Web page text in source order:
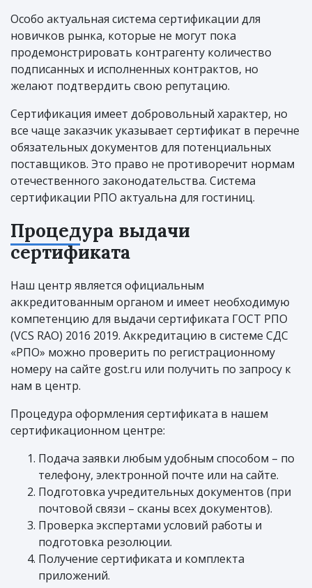
Особо актуальная система сертификации для
новичков рынка, которые не могут пока
продемонстрировать контрагенту количество
подписанных и исполненных контрактов, но
желают подтвердить свою репутацию.
Сертификация имеет добровольный характер, но
все чаще заказчик указывает сертификат в перечне
обязательных документов для потенциальных
поставщиков. Это право не противоречит нормам
отечественного законодательства. Система
сертификации РПО актуальна для гостиниц.
Процедура выдачи
сертификата
Наш центр является официальным
аккредитованным органом и имеет необходимую
компетенцию для выдачи сертификата ГОСТ РПО
(VCS RAO) 2016 2019. Аккредитацию в системе СДС
«РПО» можно проверить по регистрационному
номеру на сайте gost.ru или получить по запросу к
нам в центр.
Процедура оформления сертификата в нашем
сертификационном центре:
Подача заявки любым удобным способом – по
телефону, электронной почте или на сайте.
Подготовка учредительных документов (при
почтовой связи – сканы всех документов).
Проверка экспертами условий работы и
подготовка резолюции.
Получение сертификата и комплекта
приложений.